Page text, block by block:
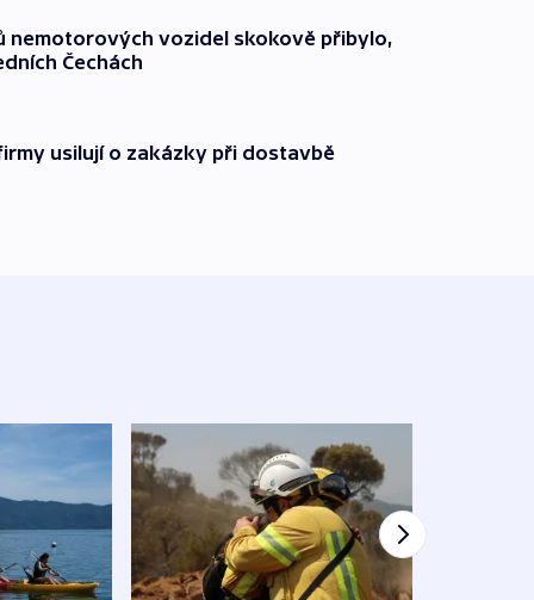
nemotorových vozidel skokově přibylo,
Čechách
usilují o zakázky při dostavbě